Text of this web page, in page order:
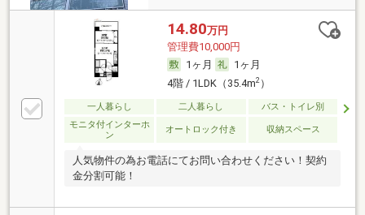
14.80万円
管理費10,000円
1ヶ月
1ヶ月
4階 / 1LDK（35.4m2）
一人暮らし 二人暮らし
バス・トイレ別
モニタ付インターホ
ン
オートロック付き 収納スペース
人気物件の為お電話にてお問い合わせください！契約
金分割可能！